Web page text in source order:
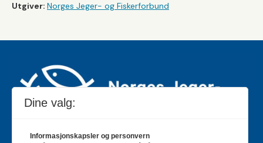
Utgiver: Norges Jeger- og Fiskerforbund
Dine valg:
Informasjonskapsler og personvern